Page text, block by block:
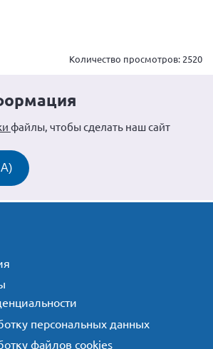
Количество просмотров: 2520
файлы, чтобы сделать наш сайт
персональных данных
файлов cookies